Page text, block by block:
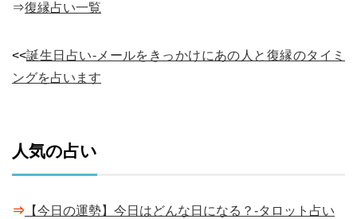
⇒復縁占い一覧
<<誕生日占い-メールをきっかけにあの人と復縁のタイミ
ングを占います
人気の占い
⇒ 【今日の運勢】今日はどんな日になる？-タロット占い